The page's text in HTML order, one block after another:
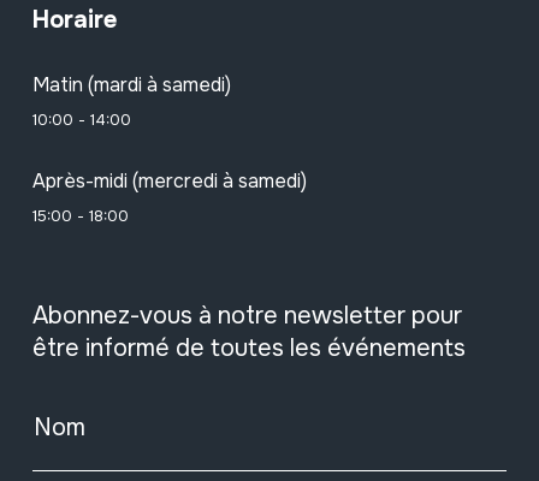
Horaire
Matin (mardi à samedi)
10:00 - 14:00
Après-midi (mercredi à samedi)
15:00 - 18:00
Abonnez-vous à notre newsletter pour
être informé de toutes les événements
Nom